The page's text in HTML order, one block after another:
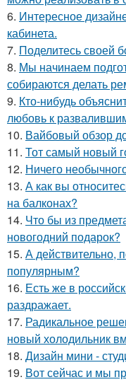
6. Интересное
кабинета.
7. Поделитесь своей
8. Мы начинаем
собираются делать
9. Кто-нибудь
любовь к
10. Вайбовый обзор
11. Тот самый новый
12. Ничего
13. А как вы
на балконах?
14. Что бы из
новогодний подарок?
15. А действительно,
популярным?
16. Есть же в
раздражает.
17. Радикальное
новый холодильник
18. Дизайн мини -
19. Вот сейчас и мы